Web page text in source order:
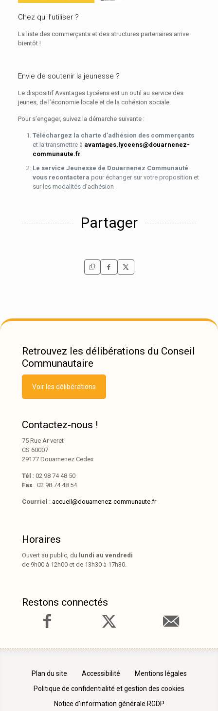
Chez qui l’utiliser ?
La liste des commerçants et des structures partenaires arrive
bientôt !
Envie de soutenir la jeunesse ?
Le dispositif Avantages Lycéens est un outil au service des
jeunes, de l’économie locale et de la cohésion sociale.
Pour s’engager, suivez la démarche suivante :
Téléchargez la charte d’adhésion des commerçants
et la transmettre à avantages.lyceens@douarnenez-
communaute.fr
Le service Jeunesse de Douarnenez Communauté
vous recontactera pour échanger sur votre proposition et
sur les modalités d’adhésion
Partager
Retrouvez les délibérations du Conseil
Communautaire
Voir les délibérations
Contactez-nous !
75 Rue Ar veret
CS 60007
29177 Douarnenez Cedex
Tél : 02 98 74 48 50
Fax : 02 98 74 48 54
Courriel : accueil@douarnenez-communaute.fr
Horaires
Ouvert au public, du lundi au vendredi
de 9h00 à 12h00 et de 13h30 à 17h30.
Restons connectés
Plan du site Accessibilité
Mentions légales
Politique de confidentialité et gestion des cookies
Notice d’information générale RGDP